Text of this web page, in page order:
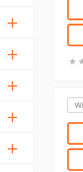
★
★